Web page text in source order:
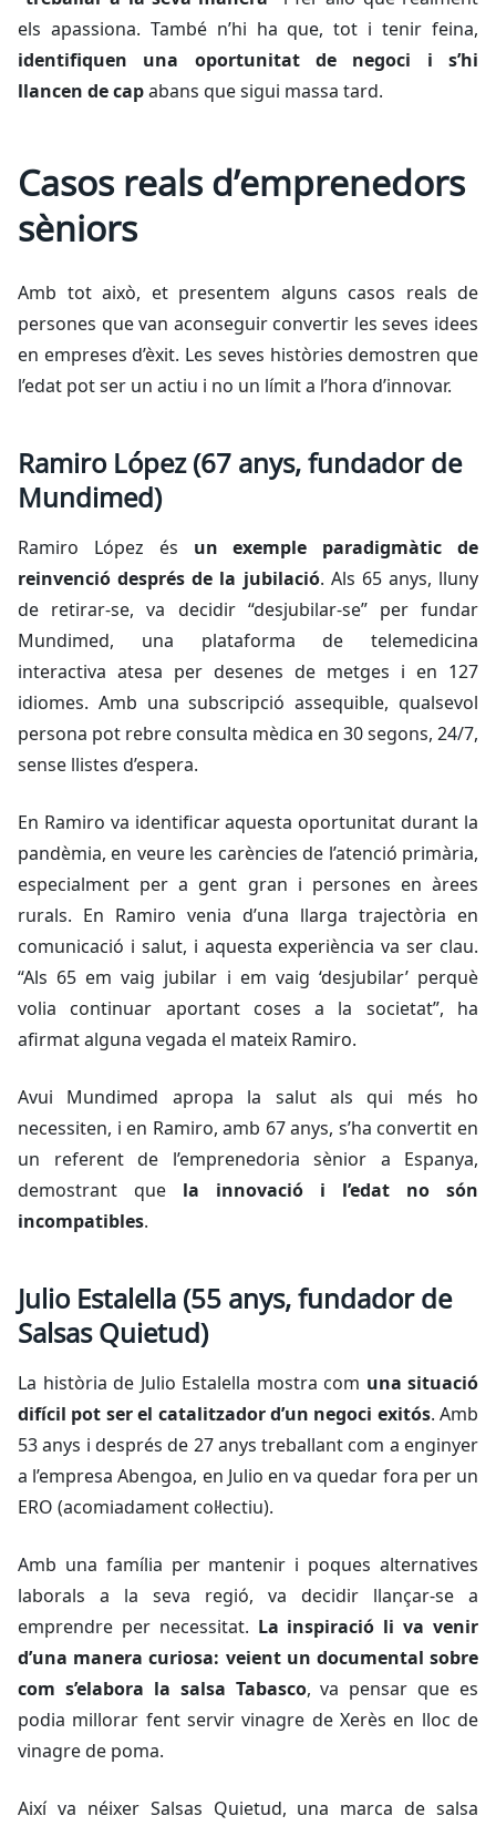
els apassiona. També n’hi ha que, tot i tenir feina,
identifiquen una oportunitat de negoci i s’hi
llancen de capabans que sigui massa tard.
Casos reals d’emprenedors
sèniors
Amb tot això, et presentem alguns casos reals de
persones que van aconseguir convertir les seves idees
en empreses d’èxit. Les seves històries demostren que
l’edat pot ser un actiu i no un límit a l’hora d’innovar.
Ramiro López (67 anys, fundador de
Mundimed)
Ramiro López és un exemple paradigmàtic de
reinvenció després de la jubilació. Als 65 anys, lluny
de retirar-se, va decidir “desjubilar-se” per fundar
Mundimed, una plataforma de telemedicina
interactiva atesa per desenes de metges i en 127
idiomes. Amb una subscripció assequible, qualsevol
persona pot rebre consulta mèdica en 30 segons, 24/7,
sense llistes d’espera.
En Ramiro va identificar aquesta oportunitat durant la
pandèmia, en veure les carències de l’atenció primària,
especialment per a gent gran i persones en àrees
rurals. En Ramiro venia d’una llarga trajectòria en
comunicació i salut, i aquesta experiència va ser clau.
“Als 65 em vaig jubilar i em vaig ‘desjubilar’ perquè
volia continuar aportant coses a la societat”, ha
afirmat alguna vegada el mateix Ramiro.
Avui Mundimed apropa la salut als qui més ho
necessiten, i en Ramiro, amb 67 anys, s’ha convertit en
un referent de l’emprenedoria sènior a Espanya,
demostrant que la innovació i l’edat no són
incompatibles.
Julio Estalella (55 anys, fundador de
Salsas Quietud)
La història de Julio Estalella mostra com una situació
difícil pot ser el catalitzador d’un negoci exitós. Amb
53 anys i després de 27 anys treballant com a enginyer
a l’empresa Abengoa, en Julio en va quedar fora per un
ERO (acomiadament col·lectiu).
Amb una família per mantenir i poques alternatives
laborals a la seva regió, va decidir llançar-se a
emprendre per necessitat. La inspiració li va venir
d’una manera curiosa: veient un documental sobre
com s’elabora la salsa Tabasco, va pensar que es
podia millorar fent servir vinagre de Xerès en lloc de
vinagre de poma.
Així va néixer Salsas Quietud, una marca de salsa